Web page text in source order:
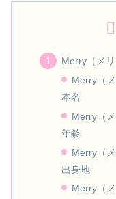
Merry（メ
Merry（
本名
Merry（
年齢
Merry（
出身地
Merry（